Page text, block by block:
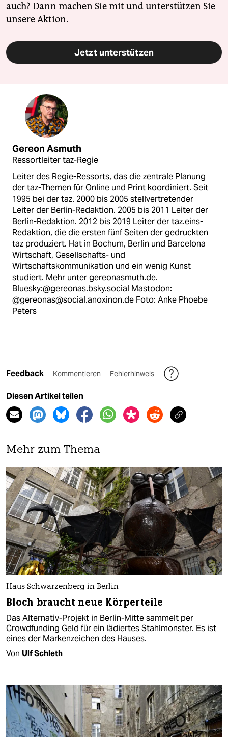
auch? Dann machen Sie mit und unterstützen Sie
unsere Aktion.
Jetzt unterstützen
Gereon Asmuth
Ressortleiter taz-Regie
Leiter des Regie-Ressorts, das die zentrale Planung
der taz-Themen für Online und Print koordiniert. Seit
1995 bei der taz. 2000 bis 2005 stellvertretender
Leiter der Berlin-Redaktion. 2005 bis 2011 Leiter der
Berlin-Redaktion. 2012 bis 2019 Leiter der taz.eins-
Redaktion, die die ersten fünf Seiten der gedruckten
taz produziert. Hat in Bochum, Berlin und Barcelona
Wirtschaft, Gesellschafts- und
Wirtschaftskommunikation und ein wenig Kunst
studiert. Mehr unter gereonasmuth.de.
Bluesky:@gereonas.bsky.social Mastodon:
@gereonas@social.anoxinon.de Foto: Anke Phoebe
Peters
Feedback Kommentieren Fehlerhinweis
Diesen Artikel teilen
Mehr zum Thema
Haus Schwarzenberg in Berlin
Bloch braucht neue Körperteile
Das Alternativ-Projekt in Berlin-Mitte sammelt per
Crowdfunding Geld für ein lädiertes Stahlmonster. Es ist
eines der Markenzeichen des Hauses.
Von Ulf Schleth